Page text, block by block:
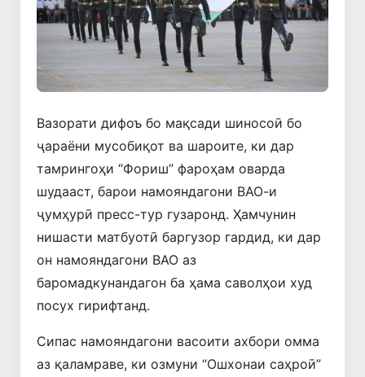
Вазорати дифоъ бо мақсади шиносоӣ бо
ҷараёни мусобиқот ва шароите, ки дар
тамрингоҳи “Фориш” фароҳам оварда
шудааст, барои намояндагони ВАО-и
ҷумҳурӣ пресс-тур гузаронд. Ҳамчунин
нишасти матбуотӣ баргузор гардид, ки дар
он намояндагони ВАО аз
баромадкунандагон ба ҳама саволҳои худ
посух гирифтанд.
Сипас намояндагони васоити ахбори омма
аз қаламраве, ки озмуни “Ошхонаи саҳроӣ”